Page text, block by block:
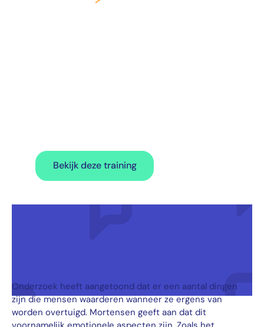
Bekijk deze training
Onderzoek heeft aangetoond dat er een aantal dingen
zijn die mensen waarderen wanneer ze ergens van
worden overtuigd. Mortensen geeft aan dat dit